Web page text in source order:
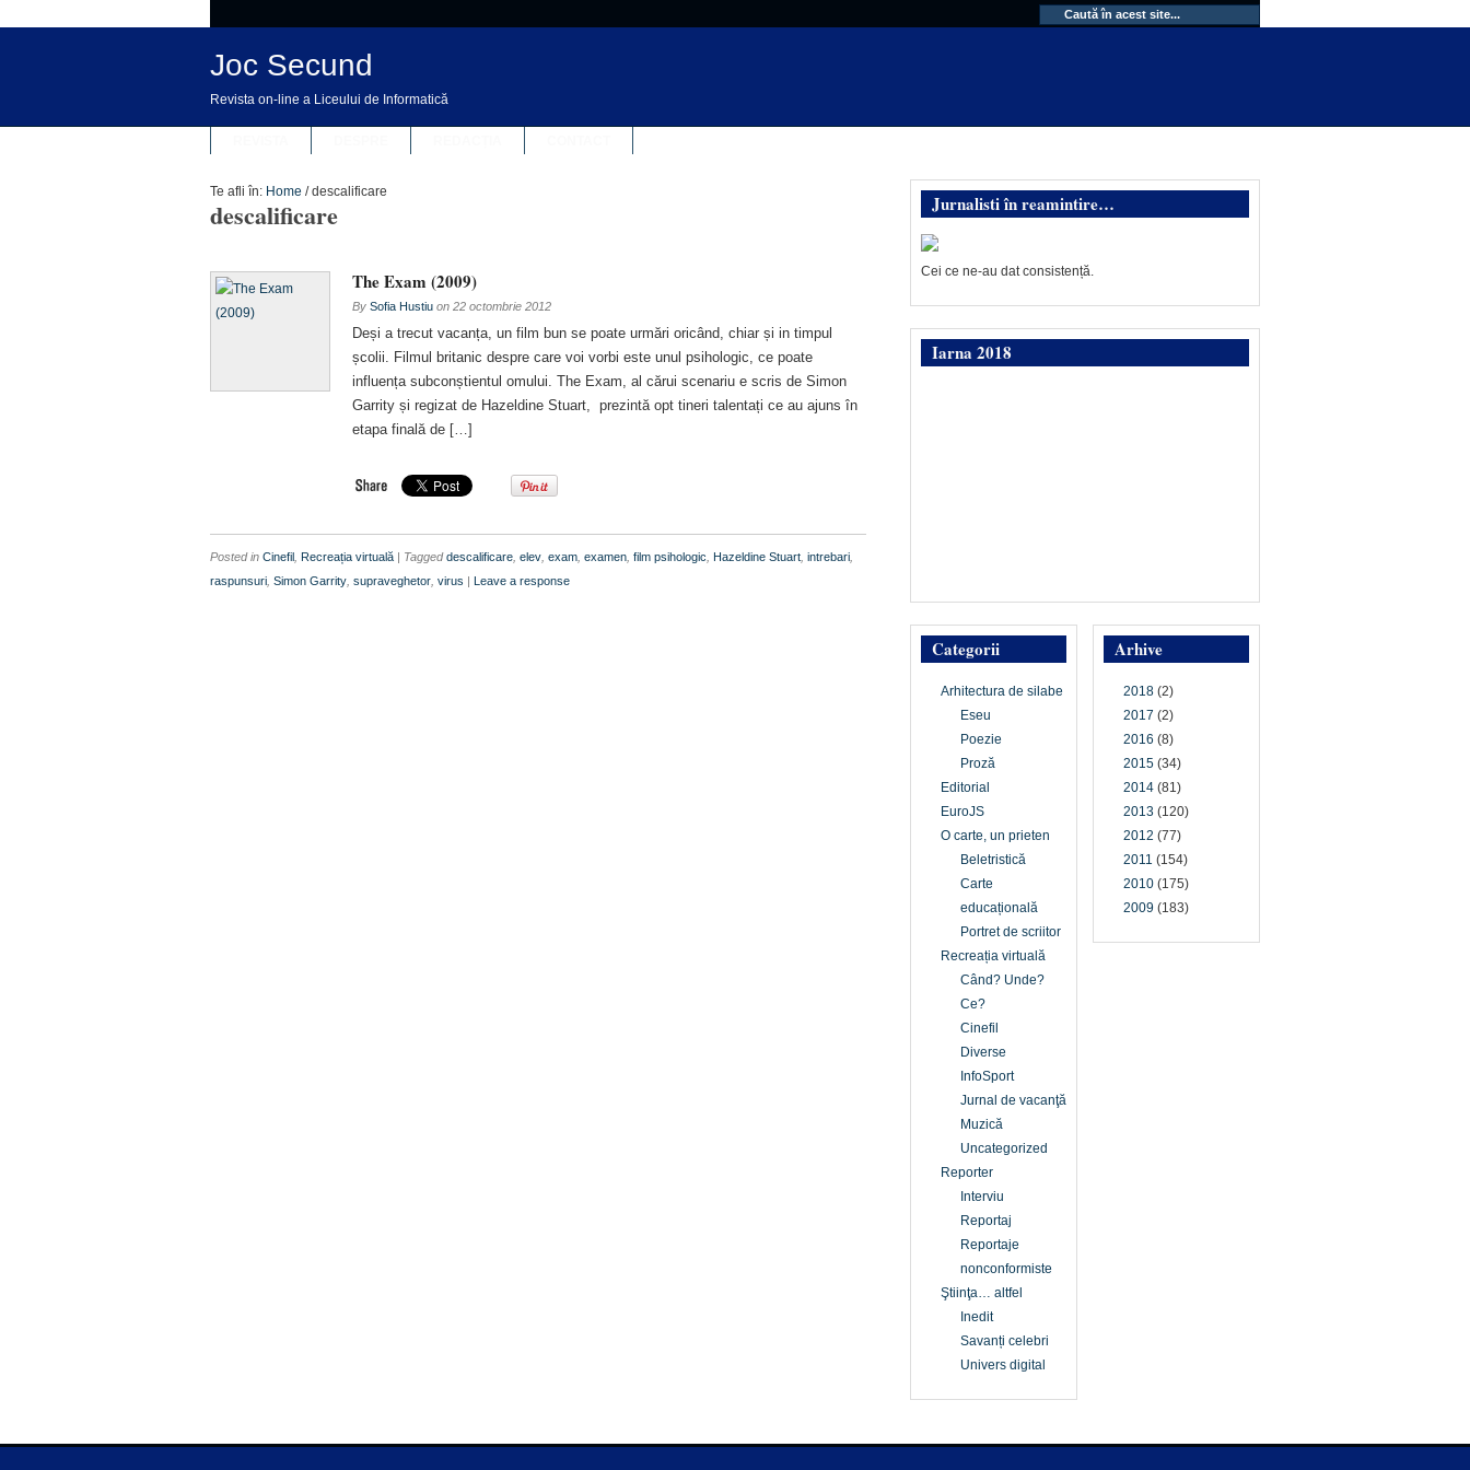
Joc Secund
Revista on-line a Liceului de Informatică
Te afli în: Home / descalificare
descalificare
The Exam (2009)
By Sofia Hustiu on 22 octombrie 2012
Deși a trecut vacanța, un film bun se poate urmări oricând, chiar și in timpul
școlii. Filmul britanic despre care voi vorbi este unul psihologic, ce poate
influența subconștientul omului. The Exam, al cărui scenariu e scris de Simon
Garrity și regizat de Hazeldine Stuart, prezintă opt tineri talentați ce au ajuns în
etapa finală de […]
Posted in Cinefil Recreația virtuală | Taggeddescalificare elev exam examen film psihologic Hazeldine Stuart intrebari
raspunsuri Simon Garrity supraveghetor virus | Leave a response
Jurnalisti în reamintire…
Cei ce ne-au dat consistență.
Iarna 2018
Arhive
2018 (2)
2017 (2)
2016 (8)
2015 (34)
2014 (81)
2013 (120)
2012 (77)
2011 (154)
2010 (175)
2009 (183)
Categorii
Arhitectura de silabe
Eseu
Poezie
Proză
Editorial
EuroJS
O carte, un prieten
Beletristică
Carte
educațională
Portret de scriitor
Recreația virtuală
Când? Unde?
Ce?
Cinefil
Diverse
InfoSport
Jurnal de vacanţă
Muzică
Uncategorized
Reporter
Interviu
Reportaj
Reportaje
nonconformiste
Ştiinţa… altfel
Inedit
Savanți celebri
Univers digital